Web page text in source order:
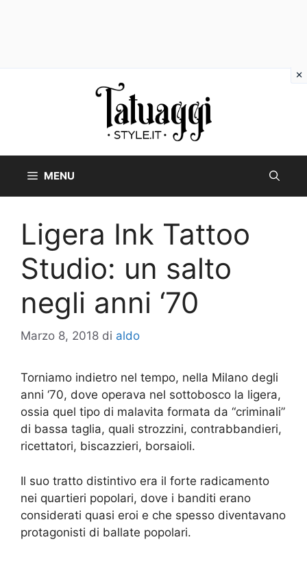
MENU
Ligera Ink Tattoo
Studio: un salto
negli anni ‘70
Marzo 8, 2018 di aldo
Torniamo indietro nel tempo, nella Milano degli
anni ‘70, dove operava nel sottobosco la ligera,
ossia quel tipo di malavita formata da “criminali”
di bassa taglia, quali strozzini, contrabbandieri,
ricettatori, biscazzieri, borsaioli.
Il suo tratto distintivo era il forte radicamento
nei quartieri popolari, dove i banditi erano
considerati quasi eroi e che spesso diventavano
protagonisti di ballate popolari.